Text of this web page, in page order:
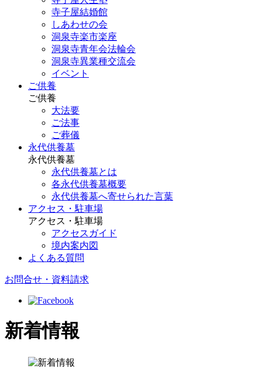
寺子屋結婚館
しあわせの会
洞泉寺楽市楽座
洞泉寺青年会法輪会
洞泉寺異業種交流会
イベント
ご供養
ご供養
大法要
ご法事
ご葬儀
永代供養墓
永代供養墓
永代供養墓とは
各永代供養墓概要
永代供養墓へ寄せられた言葉
アクセス・駐車場
アクセス・駐車場
アクセスガイド
境内案内図
よくある質問
お問合せ・資料請求
新着情報